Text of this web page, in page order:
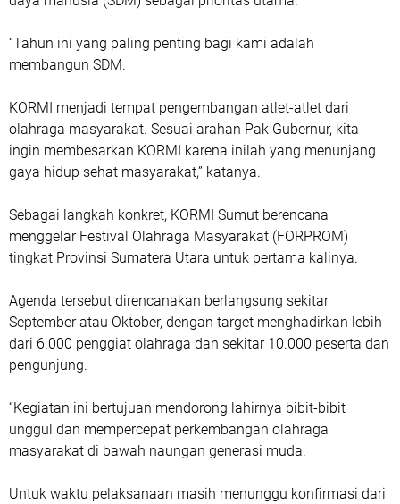
“Tahun ini yang paling penting bagi kami adalah
membangun SDM.
KORMI menjadi tempat pengembangan atlet-atlet dari
olahraga masyarakat. Sesuai arahan Pak Gubernur, kita
ingin membesarkan KORMI karena inilah yang menunjang
gaya hidup sehat masyarakat,” katanya.
Sebagai langkah konkret, KORMI Sumut berencana
menggelar Festival Olahraga Masyarakat (FORPROM)
tingkat Provinsi Sumatera Utara untuk pertama kalinya.
Agenda tersebut direncanakan berlangsung sekitar
September atau Oktober, dengan target menghadirkan lebih
dari 6.000 penggiat olahraga dan sekitar 10.000 peserta dan
pengunjung.
“Kegiatan ini bertujuan mendorong lahirnya bibit-bibit
unggul dan mempercepat perkembangan olahraga
masyarakat di bawah naungan generasi muda.
Untuk waktu pelaksanaan masih menunggu konfirmasi dari